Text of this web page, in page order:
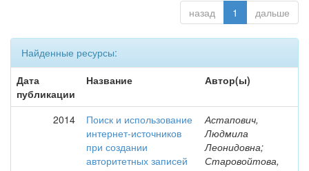
назад 1 дальше
Найденные ресурсы:
Дата
публикации
Название Автор(ы)
2014
Поиск и использование
интернет-источников
при создании
авторитетных записей
Астапович,
Людмила
Леонидовна;
Старовойтова,